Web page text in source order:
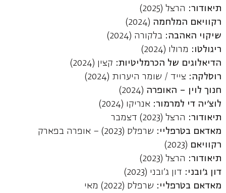
תיאודור: הרצל (2025)
רקוויאם המלחמה (2024)
שיקוי האהבה: בלקורה (2024)
ריגולטו: מרולו (2024)
הדיאלוגים של הכרמליטיות: קצין (2024)
רוסלקה: צייד / שומר היערות (2024)
חנוך לוין – האופרה (2024)
לוצ'יה די למרמור: אנריקו (2024)
תיאודור: הרצל (2023) דצמבר
מאדאם בטרפליי : שרפלס (2023) – אופרה בפארק
רקוויאם (2023)
תיאודור: הרצל (2023)
דון ג'ובני: דון ג'ובני (2023)
מאדאם בטרפליי: שרפלס (2022) מאי